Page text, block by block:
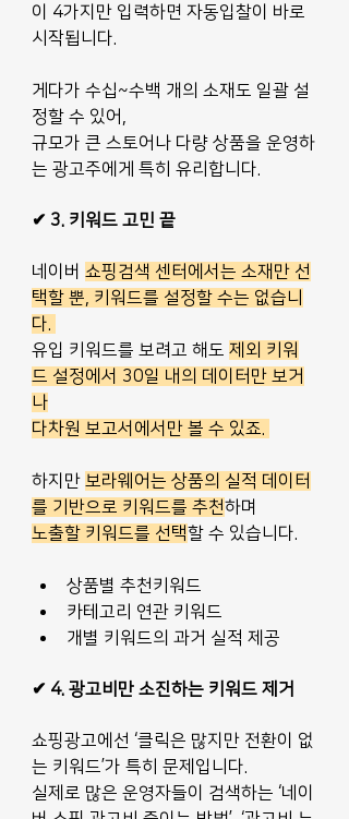
이 4가지만 입력하면 자동입찰이 바로
시작됩니다.
게다가 수십~수백 개의 소재도 일괄 설
정할 수 있어,
규모가 큰 스토어나 다량 상품을 운영하
는 광고주에게 특히 유리합니다.
✔ 3. 키워드 고민 끝
네이버 쇼핑검색 센터에서는 소재만 선
택할 뿐, 키워드를 설정할 수는 없습니
다.
유입 키워드를 보려고 해도 제외 키워
드 설정에서 30일 내의 데이터만 보거
나
다차원 보고서에서만 볼 수 있죠.
하지만 보라웨어는 상품의 실적 데이터
를 기반으로 키워드를 추천하며
노출할 키워드를 선택할 수 있습니다.
상품별 추천키워드
카테고리 연관 키워드
개별 키워드의 과거 실적 제공
✔ 4. 광고비만 소진하는 키워드 제거
쇼핑광고에선 ‘클릭은 많지만 전환이 없
는 키워드’가 특히 문제입니다.
실제로 많은 운영자들이 검색하는 ‘네이